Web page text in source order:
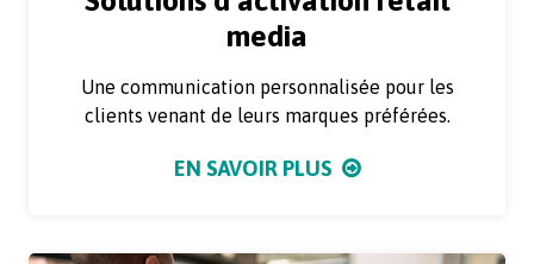
media
Une communication personnalisée pour les
clients venant de leurs marques préférées.
EN SAVOIR PLUS